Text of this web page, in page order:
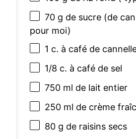
70 g de sucre (de
pour moi)
1 c. à café de
1/8 c. à café de sel
750ml de lait entier
250ml de crème
80 g de raisins secs